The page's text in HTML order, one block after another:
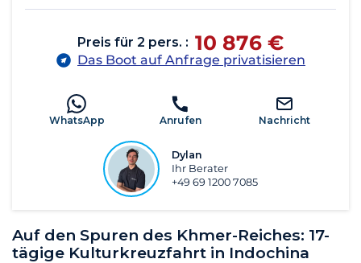
Auf den Spuren des Khmer-Reiches: 17-
tägige Kulturkreuzfahrt in Indochina
Preis für 2 pers. : 10 876 €
Das Boot auf Anfrage privatisieren
WhatsApp Anrufen Nachricht
Dylan
Ihr Berater
+49 69 1200 7085